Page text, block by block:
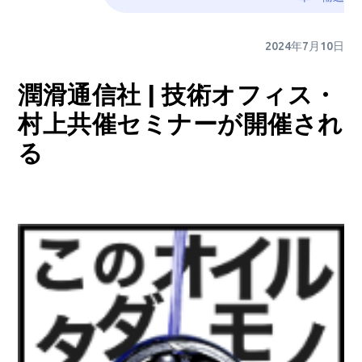
2024年7月10日
潤滑通信社 | 技術オフィス・
村上共催セミナーが開催され
る